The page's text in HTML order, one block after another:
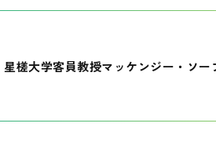
星槎大学客員教授マッケンジー・ソ